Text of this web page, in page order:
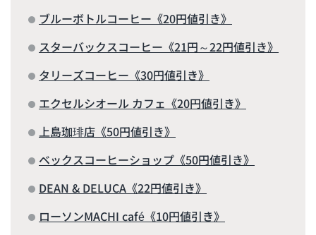
ブルーボトルコーヒー《20円値引き》
スターバックスコーヒー《21円～22円値引き》
タリーズコーヒー《30円値引き》
エクセルシオール カフェ《20円値引き》
上島珈琲店《50円値引き》
ベックスコーヒーショップ《50円値引き》
DEAN & DELUCA《22円値引き》
ローソンMACHI café《10円値引き》